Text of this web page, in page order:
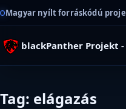
Magyar nyílt forráskódú
blackPanther Projekt
Tag: elágazás